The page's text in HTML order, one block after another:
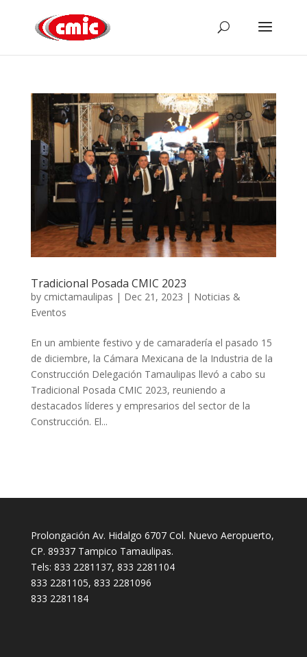
Tradicional Posada CMIC 2023
by cmictamaulipas | Dec 21, 2023 | Noticias &
Eventos
En un ambiente festivo y de camaradería el pasado 15
de diciembre, la Cámara Mexicana de la Industria de la
Construcción Delegación Tamaulipas llevó a cabo su
Tradicional Posada CMIC 2023, reuniendo a
destacados líderes y empresarios del sector de la
Construcción. El...
Prolongación Av. Hidalgo 6707 Col. Nuevo Aeropuerto,
CP. 89337 Tampico Tamaulipas.
Tels: 833 2281137, 833 2281104
833 2281105, 833 2281096
833 2281184